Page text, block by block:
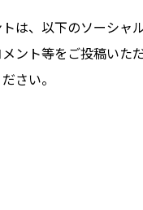
は、以下のソーシャ
ント等をご投稿い
さい。